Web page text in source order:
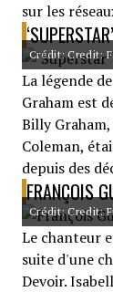
sur les
Crédit: Credit:
La légende
Graham est
Billy
Coleman,
depuis des
FRANÇOIS
Crédit: Credit:
Le chanteur
suite d'une
Devoir.